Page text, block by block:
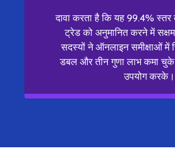
दावा करता है कि यह 99.4%
ट्रेड को अनुमानित करने में
सदस्यों ने ऑनलाइन समीक्षाओं में
डबल और तीन गुणा लाभ कमा
उपयोग करके।